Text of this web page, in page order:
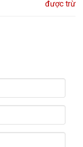
được trừ